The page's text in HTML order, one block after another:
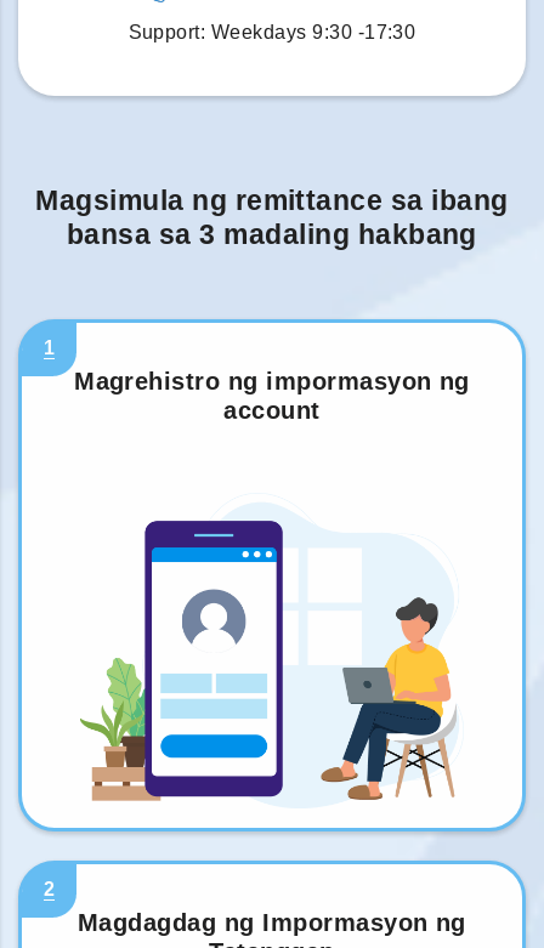
Support: Weekdays 9:30 -17:30
Magsimula ng remittance sa ibang
bansa sa 3 madaling hakbang
1
Magrehistro ng impormasyon ng
account
2
Magdagdag ng Impormasyon ng